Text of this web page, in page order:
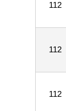
112
112
112